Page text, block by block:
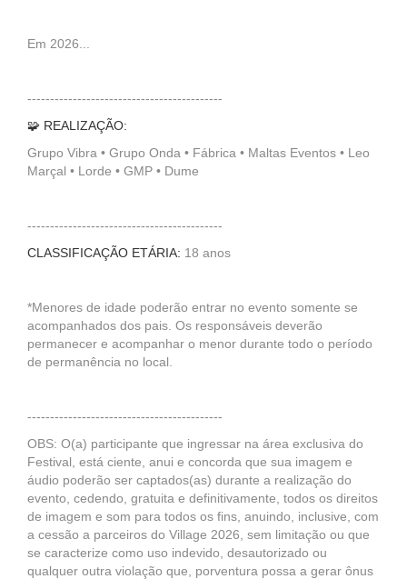
Em 2026...
-------------------------------------------
🧩 REALIZAÇÃO:
Grupo Vibra • Grupo Onda • Fábrica • Maltas Eventos • Leo
Marçal • Lorde • GMP • Dume
-------------------------------------------
CLASSIFICAÇÃO ETÁRIA: 18 anos
*Menores de idade poderão entrar no evento somente se
acompanhados dos pais. Os responsáveis deverão
permanecer e acompanhar o menor durante todo o período
de permanência no local.
-------------------------------------------
OBS: O(a) participante que ingressar na área exclusiva do
Festival, está ciente, anui e concorda que sua imagem e
áudio poderão ser captados(as) durante a realização do
evento, cedendo, gratuita e definitivamente, todos os direitos
de imagem e som para todos os fins, anuindo, inclusive, com
a cessão a parceiros do Village 2026, sem limitação ou que
se caracterize como uso indevido, desautorizado ou
qualquer outra violação que, porventura possa a gerar ônus